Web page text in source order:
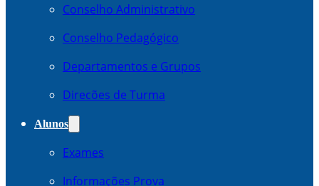
Conselho Administrativo
Conselho Pedagógico
Departamentos e Grupos
Direcões de Turma
Alunos
Exames
Informações Prova